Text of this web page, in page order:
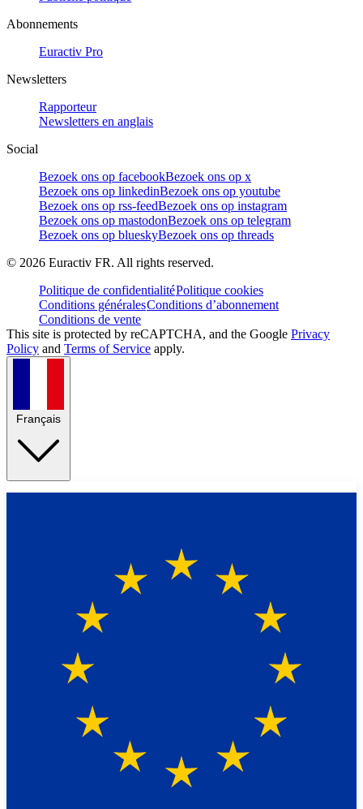
Abonnements
Euractiv Pro
Newsletters
Rapporteur
Newsletters en anglais
Social
Bezoek ons op facebookBezoek ons op x
Bezoek ons op linkedinBezoek ons op youtube
Bezoek ons op rss-feedBezoek ons op instagram
Bezoek ons op mastodonBezoek ons op telegram
Bezoek ons op blueskyBezoek ons op threads
© 2026 Euractiv FR. All rights reserved.
Politique de confidentialitéPolitique cookies
Conditions généralesConditions d’abonnement
Conditions de vente
This site is protected by reCAPTCHA, and the Google Privacy
Policy and Terms of Service apply.
Français